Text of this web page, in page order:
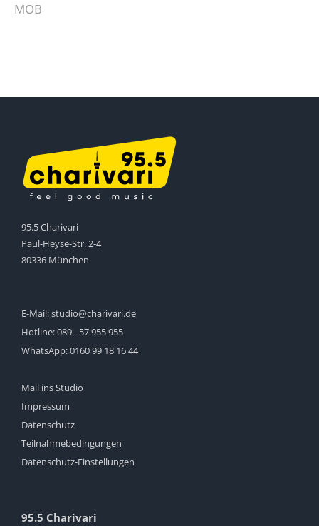
MOB
95.5 Charivari
Paul-Heyse-Str. 2-4
80336 München
E-Mail:studio@charivari.de
Hotline:089 - 57 955 955
WhatsApp:0160 99 18 16 44
Mail ins Studio
Impressum
Datenschutz
Teilnahmebedingungen
Datenschutz-Einstellungen
95.5 Charivari